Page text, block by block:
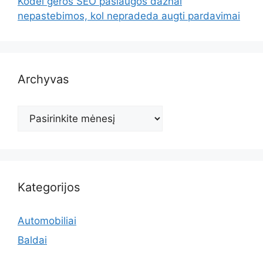
nepastebimos, kol nepradeda augti pardavimai
Archyvas
Archyvas
Kategorijos
Automobiliai
Baldai